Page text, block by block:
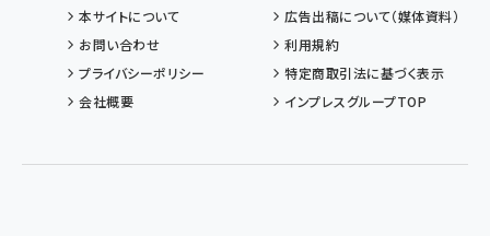
本サイトについて
広告出稿について（媒体資料）
お問い合わせ
利用規約
プライバシーポリシー
特定商取引法に基づく表示
会社概要
インプレスグループTOP